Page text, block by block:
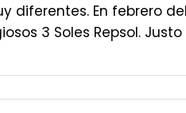
diferentes. En febrero
3 Soles Repsol.